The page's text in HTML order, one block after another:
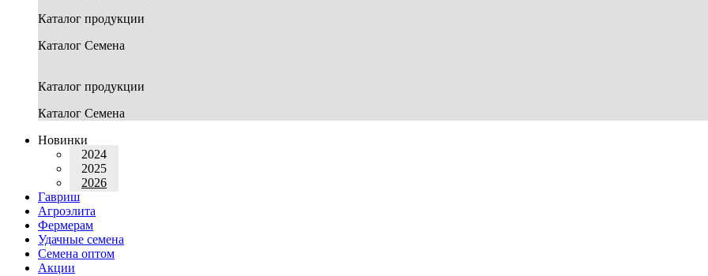
Каталог продукции
Каталог Семена
Каталог продукции
Каталог Семена
Новинки
2024
2025
2026
Гавриш
Агроэлита
Фермерам
Удачные семена
Семена оптом
Акции